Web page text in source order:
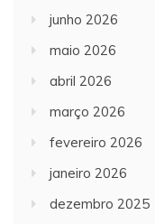
junho 2026
maio 2026
abril 2026
março 2026
fevereiro 2026
janeiro 2026
dezembro 2025